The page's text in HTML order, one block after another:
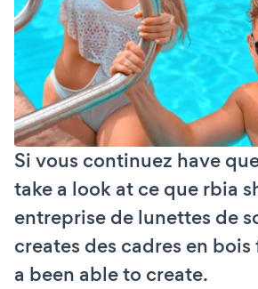
Si vous continuez have
take a look at ce que rbia
entreprise de lunettes de
creates des cadres en
a been able to create.